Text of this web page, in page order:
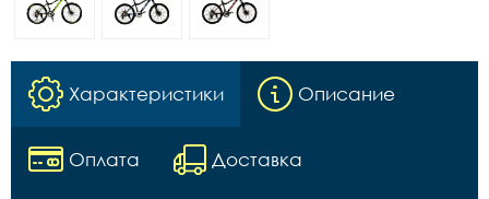
Характеристики Описание
Оплата Доставка